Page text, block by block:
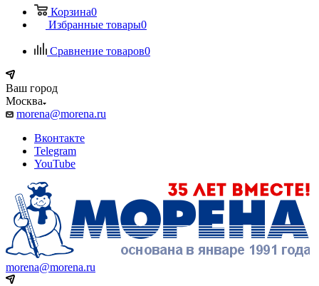
Корзина0
Избранные товары0
Сравнение товаров0
Ваш город
Москва
morena@morena.ru
Вконтакте
Telegram
YouTube
morena@morena.ru